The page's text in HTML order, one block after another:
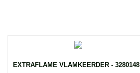
EXTRAFLAME VLAMKEERDER - 3280148